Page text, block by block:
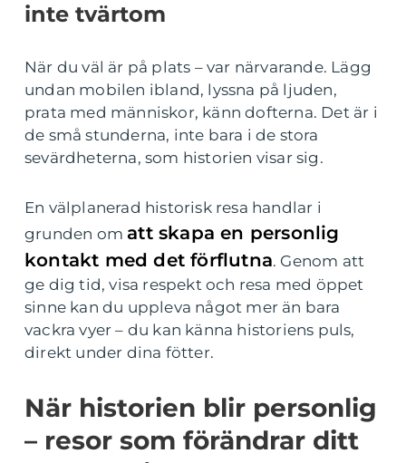
inte tvärtom
När du väl är på plats – var närvarande. Lägg
undan mobilen ibland, lyssna på ljuden,
prata med människor, känn dofterna. Det är i
de små stunderna, inte bara i de stora
sevärdheterna, som historien visar sig.
En välplanerad historisk resa handlar i
grunden om att skapa en personlig
kontakt med det förflutna. Genom att
ge dig tid, visa respekt och resa med öppet
sinne kan du uppleva något mer än bara
vackra vyer – du kan känna historiens puls,
direkt under dina fötter.
När historien blir personlig
– resor som förändrar ditt